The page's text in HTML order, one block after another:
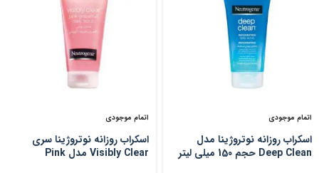
اتمام موجودی
اسکراب روزانه نوتروژینا مدل
Deep Clean حجم 150 میلی لیتر
اتمام موجودی
اسکراب روزانه نوتروژینا سری
Visibly Clear مدل Pink